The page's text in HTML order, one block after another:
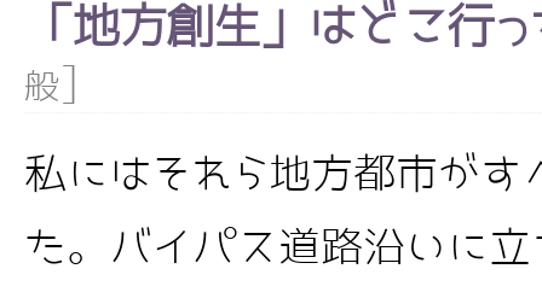
「地方創生」はどこ行
般
私にはそれら地方都市がす
た。バイパス道路沿いに